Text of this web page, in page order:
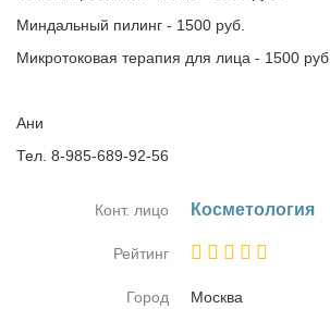
Миндальный пилинг - 1500 руб.
Микротоковая терапия для лица - 1500 руб.
Ани
Тел. 8-985-689-92-56
Конт. лицо Кос­ме­то­ло­гия
Рейтинг
Город
Москва